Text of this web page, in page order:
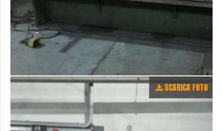
SCARICA FOTO